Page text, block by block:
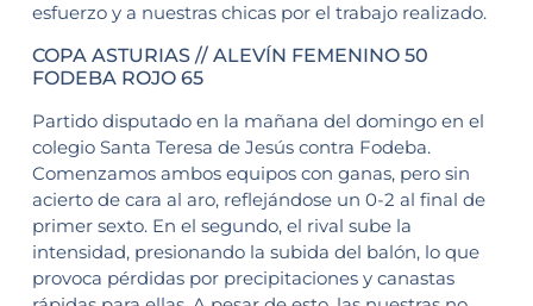
esfuerzo y a nuestras chicas por el trabajo realizado.
COPA ASTURIAS // ALEVÍN FEMENINO 50
FODEBA ROJO 65
Partido disputado en la mañana del domingo en el
colegio Santa Teresa de Jesús contra Fodeba.
Comenzamos ambos equipos con ganas, pero sin
acierto de cara al aro, reflejándose un 0-2 al final de
primer sexto. En el segundo, el rival sube la
intensidad, presionando la subida del balón, lo que
provoca pérdidas por precipitaciones y canastas